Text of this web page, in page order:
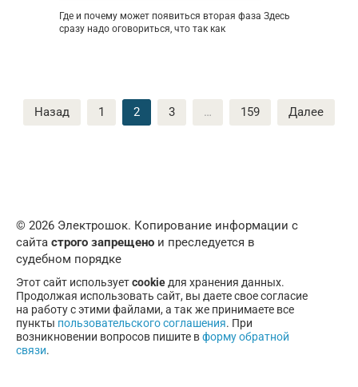
Где и почему может появиться вторая фаза Здесь
сразу надо оговориться, что так как
Пагинация
записей
Назад 1 2 3 … 159 Далее
© 2026 Электрошок. Копирование информации с
сайта строго запрещено и преследуется в
судебном порядке
Этот сайт используетcookie для хранения данных.
Продолжая использовать сайт, вы даете свое согласие
на работу с этими файлами, а так же принимаете все
пункты пользовательского соглашения. При
возникновении вопросов пишите вформу обратной
связи.